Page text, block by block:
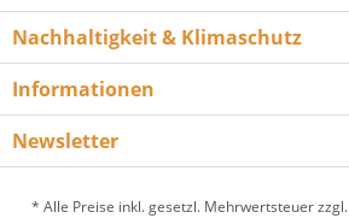
Nachhaltigkeit & Klimaschutz
Informationen
Newsletter
* Alle Preise inkl. gesetzl. Mehrwertsteuer zzgl.